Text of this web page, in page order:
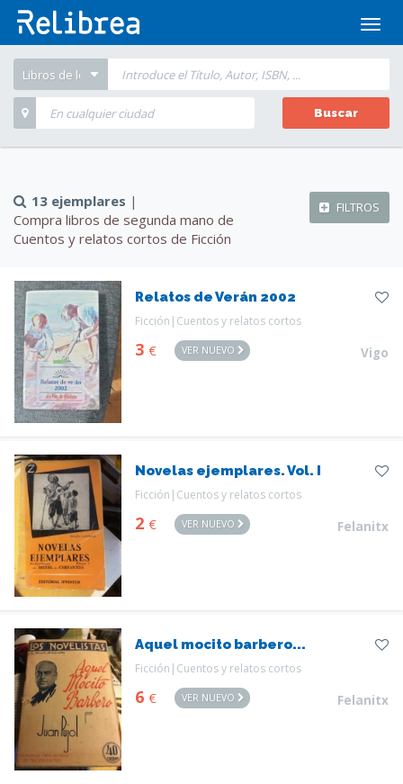
menu
Buscar
13 ejemplares |
Compra libros de segunda mano de
Cuentos y relatos cortos de Ficción
FILTROS
Relatos de Verán 2002
Ficción|Cuentos y relatos cortos
3 € VER NUEVO Vigo
Novelas ejemplares. Vol. I
Ficción|Cuentos y relatos cortos
2 € VER NUEVO Felanitx
Aquel mocito barbero...
Ficción|Cuentos y relatos cortos
6 € VER NUEVO Felanitx